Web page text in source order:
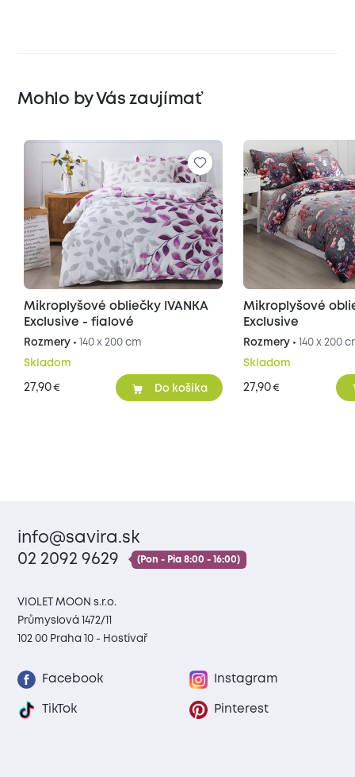
Mohlo by Vás zaujímať
Mikroplyšové obliečky IVANKA
Exclusive - fialové
Rozmery • 140 x 200 cm
Skladom
27,90€ Do košíka
Mikroplyšové
Exclusive
Rozmery • 140 x 200
Skladom
27,90€
info@savira.sk
02 2092 9629
(Pon - Pia 8:00 - 16:00)
VIOLET MOON s.r.o.
Průmyslová 1472/11
102 00 Praha 10 - Hostivař
Facebook Instagram
TikTok Pinterest